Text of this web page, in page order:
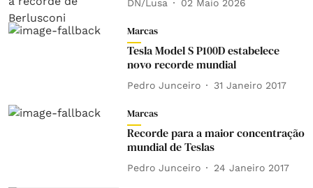
DN/Lusa 02 Maio 2026
Marcas
Tesla Model S P100D estabelece
novo recorde mundial
Pedro Junceiro 31 Janeiro 2017
Marcas
Recorde para a maior concentração
mundial de Teslas
Pedro Junceiro 24 Janeiro 2017